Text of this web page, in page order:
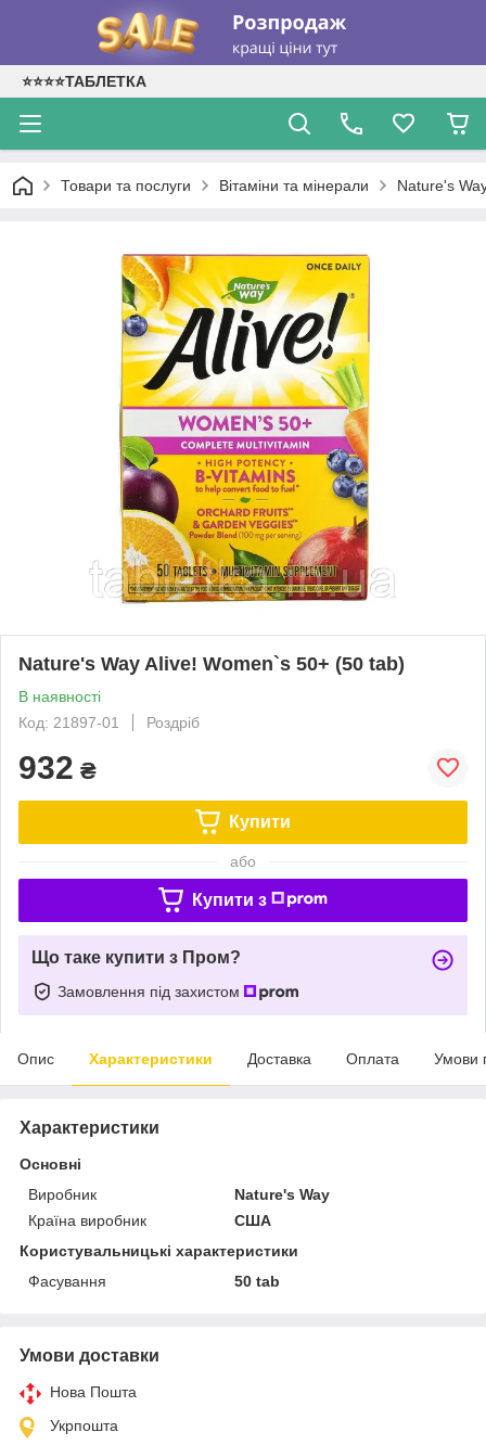
⭐⭐⭐⭐ТАБЛЕТКА
Товари та послуги Вітаміни та мінерали Nature's
Nature's Way Alive! Women`s 50+ (50 tab)
В наявності
Код: 21897-01
Роздріб
932 ₴
Купити
або
Купити з
Що таке купити з Пром?
Замовлення під захистом
Опис Характеристики Доставка Оплата Умови
Характеристики
Основні
Виробник
Nature's Way
Країна виробник
США
Користувальницькі характеристики
Фасування
50 tab
Умови доставки
Нова Пошта
Укрпошта